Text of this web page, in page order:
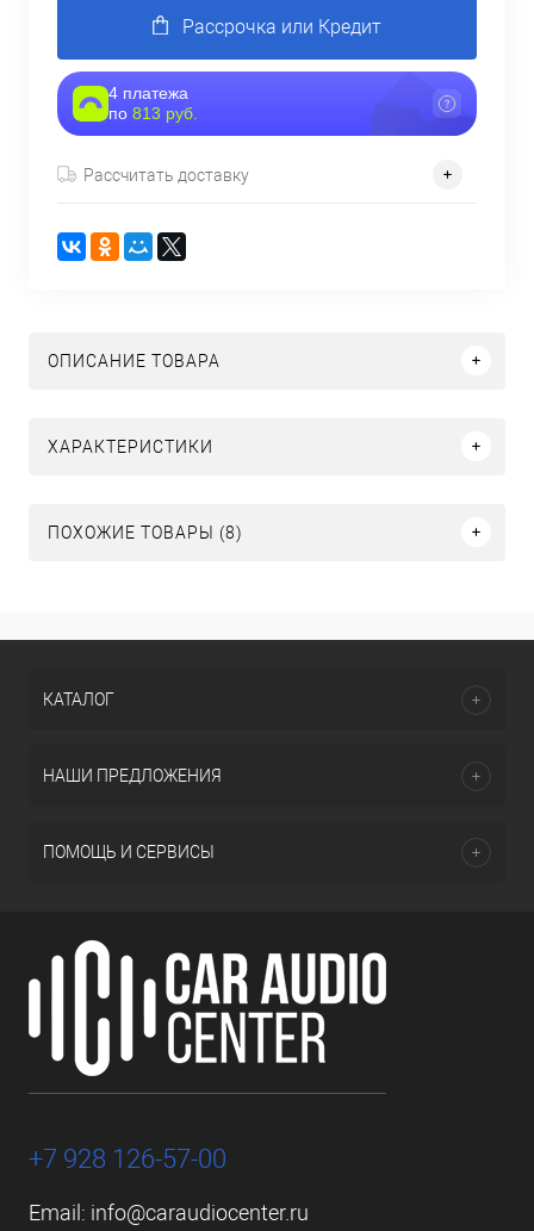
Рассрочка или Кредит
4 платежа
по 813 руб.
Рассчитать доставку
ОПИСАНИЕ ТОВАРА
ХАРАКТЕРИСТИКИ
ПОХОЖИЕ ТОВАРЫ (8)
КАТАЛОГ
НАШИ ПРЕДЛОЖЕНИЯ
ПОМОЩЬ И СЕРВИСЫ
+7 928 126-57-00
Email: info@caraudiocenter.ru